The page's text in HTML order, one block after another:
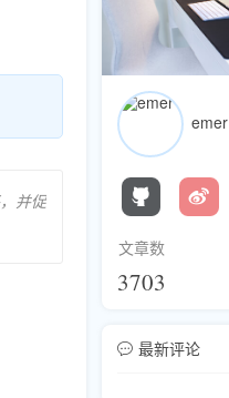
并促
emer
文章数
3703
最新评论